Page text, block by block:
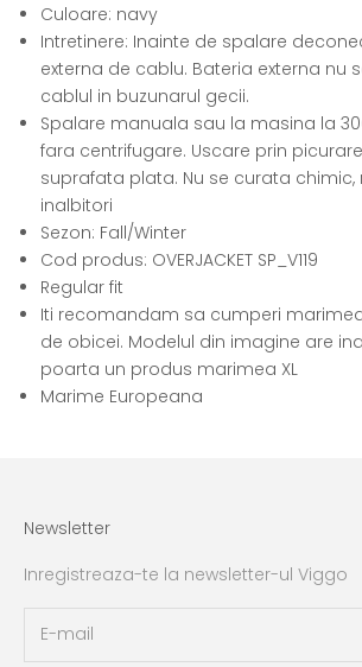
Culoare: navy
Intretinere: Inainte de spalare
externa de cablu. Bateria externa nu
cablul in buzunarul gecii.
Spalare manuala sau la masina la
fara centrifugare. Uscare prin
suprafata plata. Nu se curata chimic,
inalbitori
Sezon: Fall/Winter
Cod produs: OVERJACKET SP_V119
Regular fit
Iti recomandam sa cumperi
de obicei. Modelul din imagine are
poarta un produs marimea XL
Marime Europeana
Newsletter
Inregistreaza-te la newsletter-ul Viggo